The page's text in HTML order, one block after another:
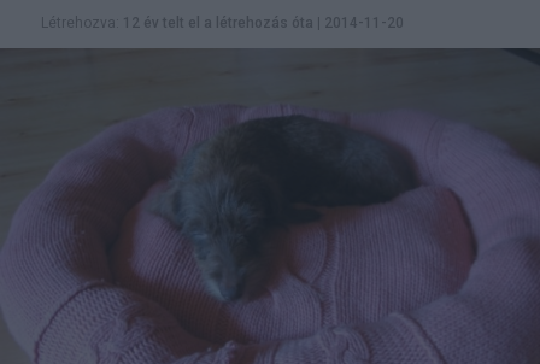
Létrehozva: 12 év telt el a létrehozás óta 2014-11-20